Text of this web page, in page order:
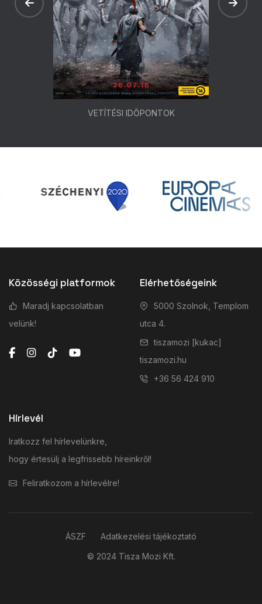
VETÍTÉSI IDŐPONTOK
Közösségi platformok
Maradj kapcsolatban
velünk!
Elérhetőségeink
5000 Szolnok, Templom
utca 4.
tiszamozi [kukac]
tiszamozi.hu
+36 56 424 910
Hírlevél
Iratkozz fel hírlevelünkre,
hogy értesülj a legfrissebb híreinkről!
Feliratkozom a hírlevélre!
© 2024 Tisza Mozi Kft.
ÁSZF Adatkezelési tájékoztató